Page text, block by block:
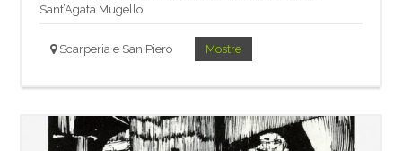
Sant’Agata Mugello
Scarperia e San Piero Mostre